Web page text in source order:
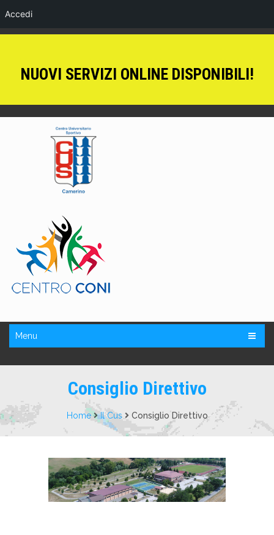
Accedi
NUOVI SERVIZI ONLINE DISPONIBILI!
Menu
Consiglio Direttivo
Home Il Cus Consiglio Direttivo